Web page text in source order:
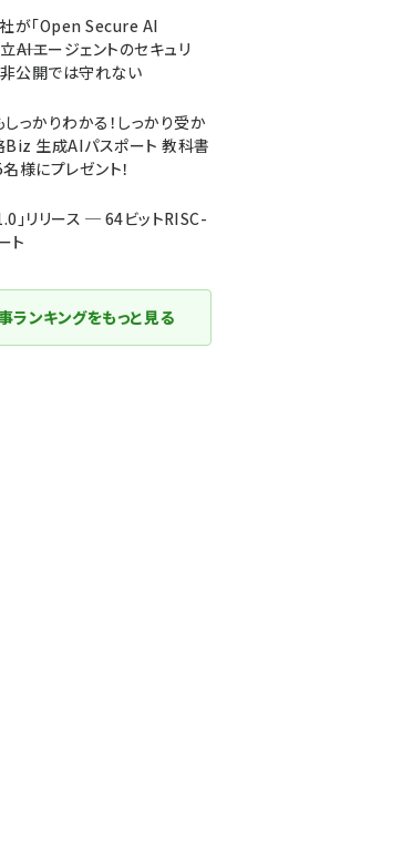
が「Open Secure AI
エージェントのセキュリ
公開では守れない
っかりわかる！しっかり受か
Biz 生成AIパスポート 教科書
様にプレゼント！
」リリース ─ 64ビットRISC-
ト
ランキングをもっと見る